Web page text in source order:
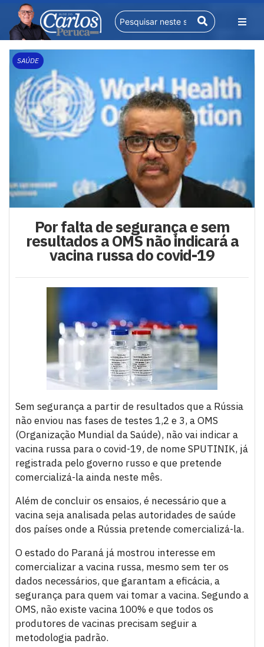
SAÚDE
Por falta de segurança e sem
resultados a OMS não indicará a
vacina russa do covid-19
Sem segurança a partir de resultados que a Rússia
não enviou nas fases de testes 1,2 e 3, a OMS
(Organização Mundial da Saúde), não vai indicar a
vacina russa para o covid-19, de nome SPUTINIK, já
registrada pelo governo russo e que pretende
comercializá-la ainda neste mês.
Além de concluir os ensaios, é necessário que a
vacina seja analisada pelas autoridades de saúde
dos países onde a Rússia pretende comercializá-la.
O estado do Paraná já mostrou interesse em
comercializar a vacina russa, mesmo sem ter os
dados necessários, que garantam a eficácia, a
segurança para quem vai tomar a vacina. Segundo a
OMS, não existe vacina 100% e que todos os
produtores de vacinas precisam seguir a
metodologia padrão.